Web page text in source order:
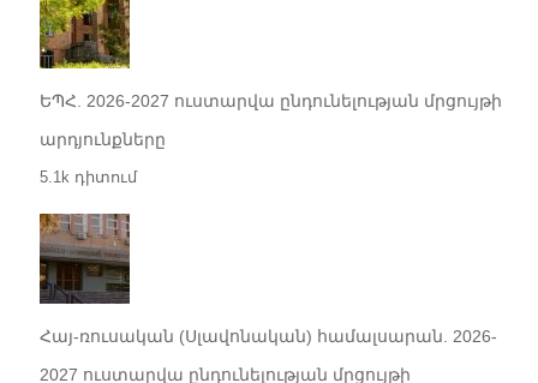
ԵՊՀ. 2026-2027 ուստարվա ընդունելության մրցույթի
արդյունքները
5.1k դիտում
Հայ-ռուսական (Սլավոնական) համալսարան. 2026-
2027 ուստարվա ընդունելության մրցույթի